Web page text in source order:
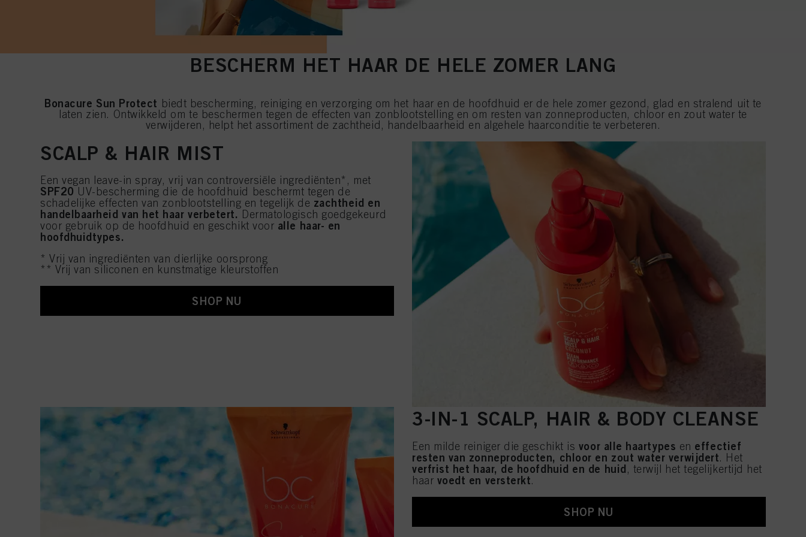
BESCHERM HET HAAR DE HELE ZOMER LANG
Bonacure Sun Protect biedt bescherming, reiniging en verzorging om het haar en de hoofdhuid er de hele zomer gezond, glad en stralend uit te
laten zien. Ontwikkeld om te beschermen tegen de effecten van zonblootstelling en om resten van zonneproducten, chloor en zout water te
verwijderen, helpt het assortiment de zachtheid, handelbaarheid en algehele haarconditie te verbeteren.
SCALP & HAIR MIST
Een vegan leave-in spray, vrij van controversiële ingrediënten*, met
SPF20 UV-bescherming die de hoofdhuid beschermt tegen de
schadelijke effecten van zonblootstelling en tegelijk de zachtheid en
handelbaarheid van het haar verbetert. Dermatologisch goedgekeurd
voor gebruik op de hoofdhuid en geschikt voor alle haar- en
hoofdhuidtypes.
* Vrij van ingrediënten van dierlijke oorsprong
** Vrij van siliconen en kunstmatige kleurstoffen
SHOP NU
3-IN-1 SCALP, HAIR & BODY CLEANSE
Een milde reiniger die geschikt is voor alle haartypes en effectief
resten van zonneproducten, chloor en zout water verwijdert. Het
verfrist het haar, de hoofdhuid en de huid, terwijl het tegelijkertijd het
haar voedt en versterkt.
SHOP NU